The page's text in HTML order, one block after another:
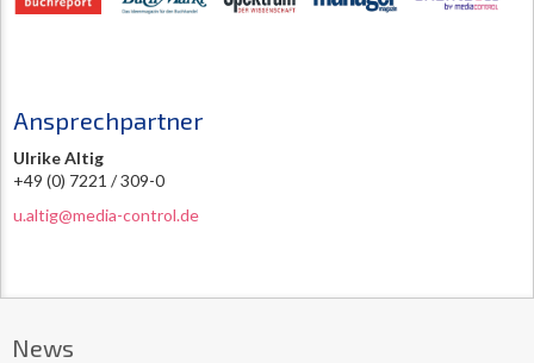
Ansprechpartner
Ulrike Altig
+49 (0) 7221 / 309-0
u.altig@media-control.de
News